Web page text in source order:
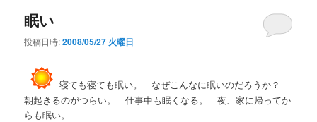
眠い
投稿日時:2008/05/27 火曜日
寝ても寝ても眠い。 なぜこんなに眠いのだろうか？
朝起きるのがつらい。 仕事中も眠くなる。 夜、家に帰ってか
らも眠い。